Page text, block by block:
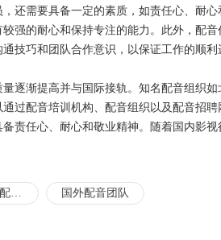
还需要具备一定的素质，如责任心、耐
强的耐心和保持专注的能力。此外，配
技巧和团队合作意识，以保证工作的顺利
逐渐提高并与国际接轨。知名配音组织
过配音培训机构、配音组织以及配音招
责任心、耐心和敬业精神。随着国内影
国外配音团队